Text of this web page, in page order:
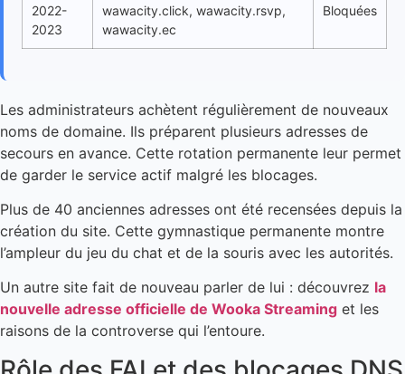
2022-
2023
wawacity.click, wawacity.rsvp,
wawacity.ec
Bloquées
Les administrateurs achètent régulièrement de nouveaux
noms de domaine. Ils préparent plusieurs adresses de
secours en avance. Cette rotation permanente leur permet
de garder le service actif malgré les blocages.
Plus de 40 anciennes adresses ont été recensées depuis la
création du site. Cette gymnastique permanente montre
l’ampleur du jeu du chat et de la souris avec les autorités.
Un autre site fait de nouveau parler de lui : découvrez la
nouvelle adresse officielle de Wooka Streaming et les
raisons de la controverse qui l’entoure.